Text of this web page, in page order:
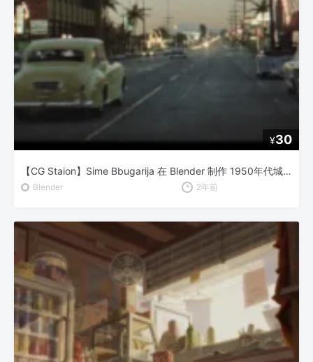
¥30
【CG Staion】Sime Bbugarija 在 Blender 制作 1950年代城市与汽车动画
Blender 2年前